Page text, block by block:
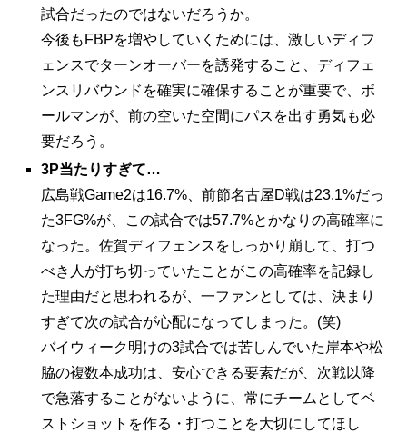
試合だったのではないだろうか。
今後もFBPを増やしていくためには、激しいディフ
ェンスでターンオーバーを誘発すること、ディフェ
ンスリバウンドを確実に確保することが重要で、ボ
ールマンが、前の空いた空間にパスを出す勇気も必
要だろう。
3P当たりすぎて…
広島戦Game2は16.7%、前節名古屋D戦は23.1%だっ
た3FG%が、この試合では57.7%とかなりの高確率に
なった。佐賀ディフェンスをしっかり崩して、打つ
べき人が打ち切っていたことがこの高確率を記録し
た理由だと思われるが、一ファンとしては、決まり
すぎて次の試合が心配になってしまった。(笑)
バイウィーク明けの3試合では苦しんでいた岸本や松
脇の複数本成功は、安心できる要素だが、次戦以降
で急落することがないように、常にチームとしてベ
ストショットを作る・打つことを大切にしてほし